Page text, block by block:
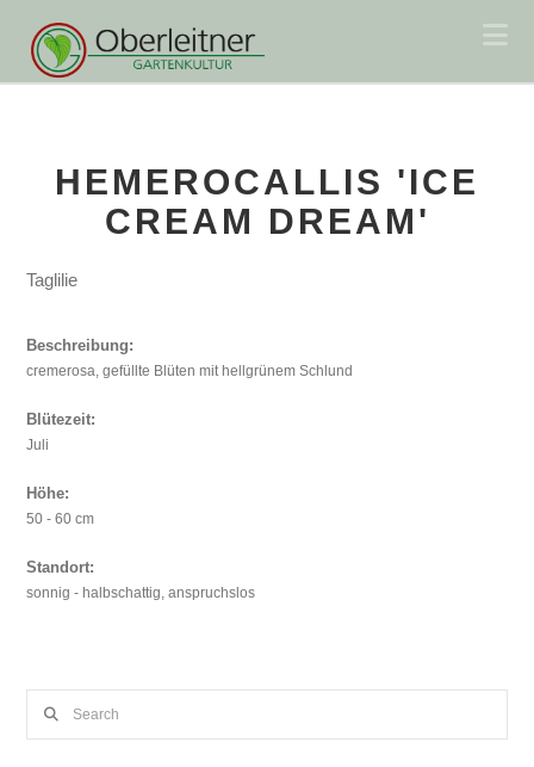
HEMEROCALLIS 'ICE
CREAM DREAM'
Taglilie
Beschreibung:
cremerosa, gefüllte Blüten mit hellgrünem Schlund
Blütezeit:
Juli
Höhe:
50 - 60 cm
Standort:
sonnig - halbschattig, anspruchslos